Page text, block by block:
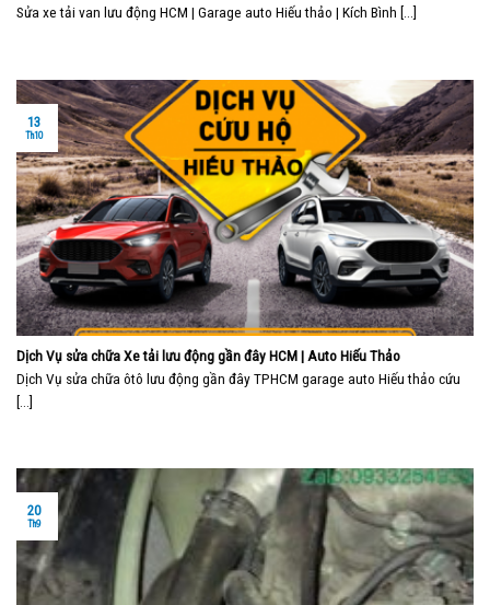
Sửa xe tải van lưu động HCM | Garage auto Hiếu thảo | Kích Bình [...]
Dịch Vụ sửa chữa Xe tải lưu động gần đây HCM | Auto Hiếu Thảo
Dịch Vụ sửa chữa ôtô lưu động gần đây TPHCM garage auto Hiếu thảo cứu
[...]
13
Th10
20
Th9